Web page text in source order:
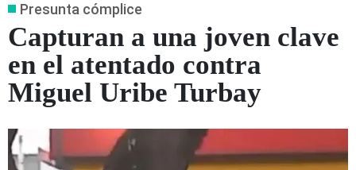
Presunta cómplice
Capturan a una joven clave
en el atentado contra
Miguel Uribe Turbay